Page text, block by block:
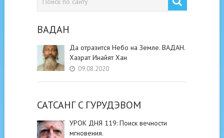
ВАДАН
Да отразится Небо на Земле. ВАДАН.
Хазрат Инайят Хан
09.08.2020
САТСАНГ C ГУРУДЭВОМ
УРОК ДНЯ 119: Поиск вечности
мгновения.